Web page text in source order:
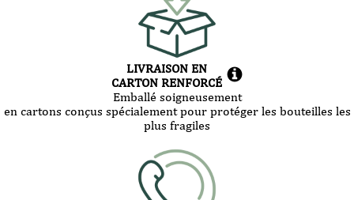
LIVRAISON EN
CARTON RENFORCÉ
Emballé soigneusement
en cartons conçus spécialement pour protéger les bouteilles les
plus fragiles